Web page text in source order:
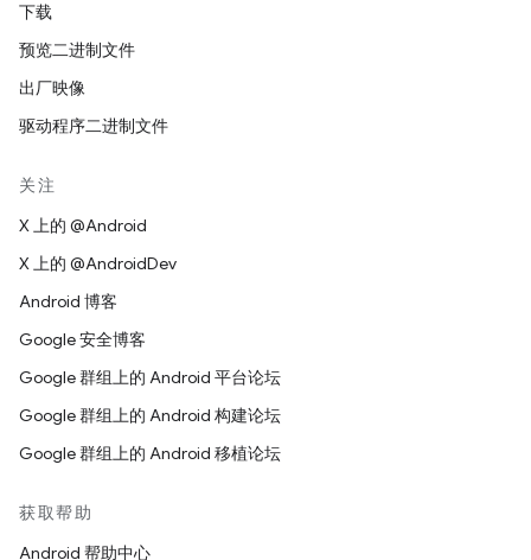
下载
预览二进制文件
出厂映像
驱动程序二进制文件
关注
X 上的 @Android
X 上的 @AndroidDev
Android 博客
Google 安全博客
Google 群组上的 Android 平台论坛
Google 群组上的 Android 构建论坛
Google 群组上的 Android 移植论坛
获取帮助
Android 帮助中心